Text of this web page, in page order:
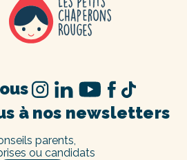
à nos newsletters
parents,
ou candidats